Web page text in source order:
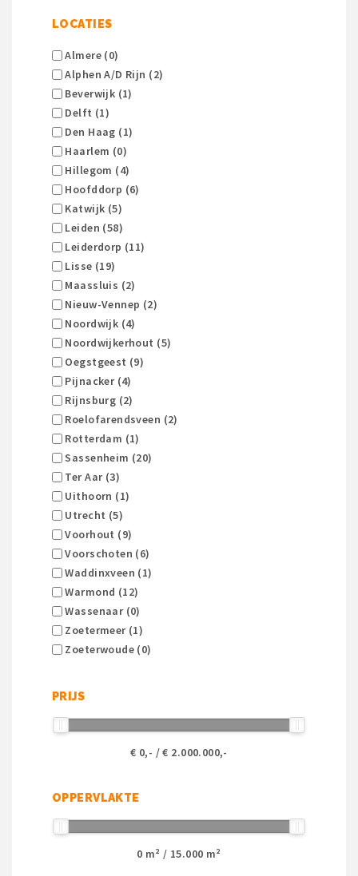
LOCATIES
Almere (0)
Alphen A/d Rijn (2)
Beverwijk (1)
Delft (1)
Den Haag (1)
Haarlem (0)
Hillegom (4)
Hoofddorp (6)
Katwijk (5)
Leiden (58)
Leiderdorp (11)
Lisse (19)
Maassluis (2)
Nieuw-Vennep (2)
Noordwijk (4)
Noordwijkerhout (5)
Oegstgeest (9)
Pijnacker (4)
Rijnsburg (2)
Roelofarendsveen (2)
Rotterdam (1)
Sassenheim (20)
Ter Aar (3)
Uithoorn (1)
Utrecht (5)
Voorhout (9)
Voorschoten (6)
Waddinxveen (1)
Warmond (12)
Wassenaar (0)
Zoetermeer (1)
Zoeterwoude (0)
PRIJS
€ 0,- / € 2.000.000,-
OPPERVLAKTE
0 m² / 15.000 m²